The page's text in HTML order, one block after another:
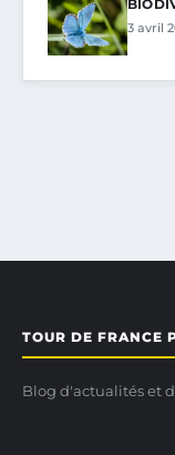
3 avril
TOUR DE FRANCE
Blog d'actualités et